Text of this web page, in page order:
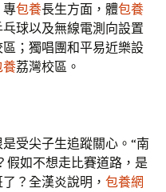
專包養長生方面，體包養
球以及無線電測向設置
；獨唱團和平易近樂設
養荔灣校區。
受尖子生追蹤關心。“南
假如不想走比賽道路，是
？全漢炎說明， 包養網